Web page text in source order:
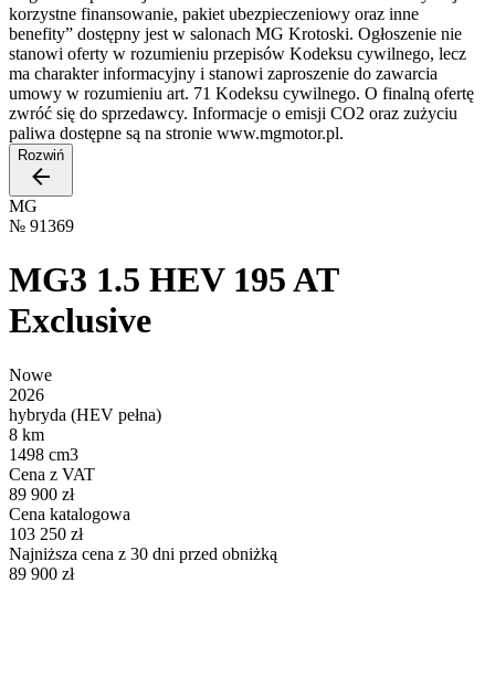
korzystne finansowanie, pakiet ubezpieczeniowy oraz inne
benefity” dostępny jest w salonach MG Krotoski. Ogłoszenie nie
stanowi oferty w rozumieniu przepisów Kodeksu cywilnego, lecz
ma charakter informacyjny i stanowi zaproszenie do zawarcia
umowy w rozumieniu art. 71 Kodeksu cywilnego. O finalną ofertę
zwróć się do sprzedawcy. Informacje o emisji CO2 oraz zużyciu
paliwa dostępne są na stronie www.mgmotor.pl.
Rozwiń
MG
№ 91369
MG3 1.5 HEV 195 AT
Exclusive
Nowe
2026
hybryda (HEV pełna)
8 km
1498 cm3
Cena z VAT
89 900 zł
Cena katalogowa
103 250 zł
Najniższa cena z 30 dni przed obniżką
89 900 zł